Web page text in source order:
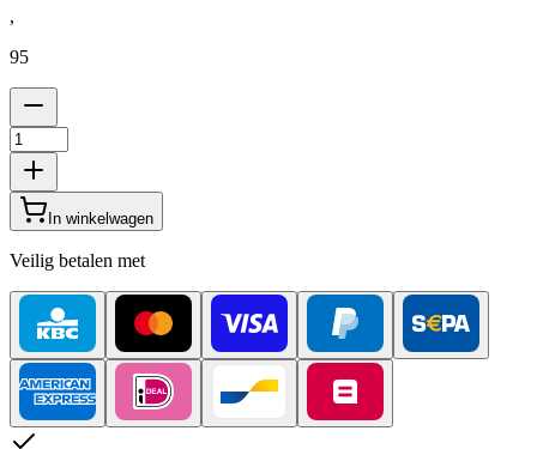
,
95
In winkelwagen
Veilig betalen met